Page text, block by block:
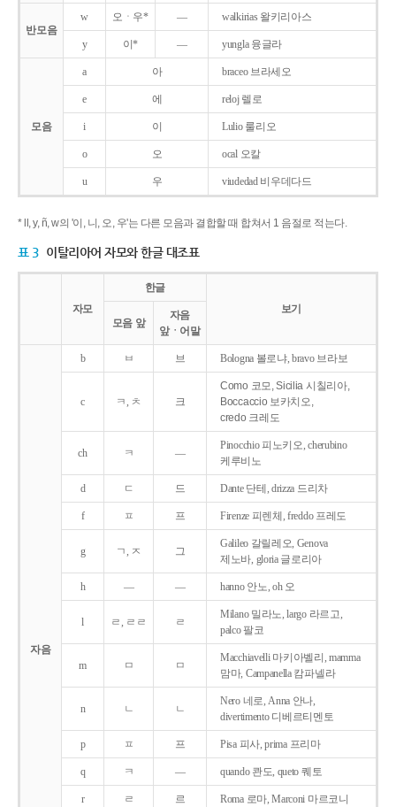
반모음
w 오ㆍ우* ― walkirias 왈키리아스
y 이* ― yungla 융글라
모음
a 아 braceo 브라세오
e 에 reloj 렐로
i 이 Lulio 룰리오
o 오 ocal 오칼
u 우 viudedad 비우데다드
* ll, y, ñ, w의 '이, 니, 오, 우'는 다른 모음과 결합할 때 합쳐서 1 음절로 적는다.
표 3 이탈리아어 자모와 한글 대조표
자모
한글
보기
모음 앞
자음
앞ㆍ어말
자음
b ㅂ 브 Bologna 볼로냐, bravo 브라보
c ㅋ, ㅊ 크
Como 코모, Sicilia 시칠리아,
Boccaccio 보카치오,
credo 크레도
ch ㅋ ―
Pinocchio 피노키오, cherubino
케루비노
d ㄷ 드 Dante 단테, drizza 드리차
f ㅍ 프 Firenze 피렌체, freddo 프레도
g ㄱ, ㅈ 그
Galileo 갈릴레오, Genova
제노바, gloria 글로리아
h ― ― hanno 안노, oh 오
l ㄹ, ㄹㄹ ㄹ
Milano 밀라노, largo 라르고,
palco 팔코
m ㅁ ㅁ
Macchiavelli 마키아벨리, mamma
맘마, Campanella 캄파넬라
n ㄴ ㄴ
Nero 네로, Anna 안나,
divertimento 디베르티멘토
p ㅍ 프 Pisa 피사, prima 프리마
q ㅋ ― quando 콴도, queto 퀘토
r ㄹ 르 Roma 로마, Marconi 마르코니